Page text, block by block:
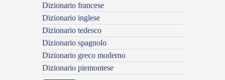
Dizionario francese
Dizionario inglese
Dizionario tedesco
Dizionario spagnolo
Dizionario greco moderno
Dizionario piemontese